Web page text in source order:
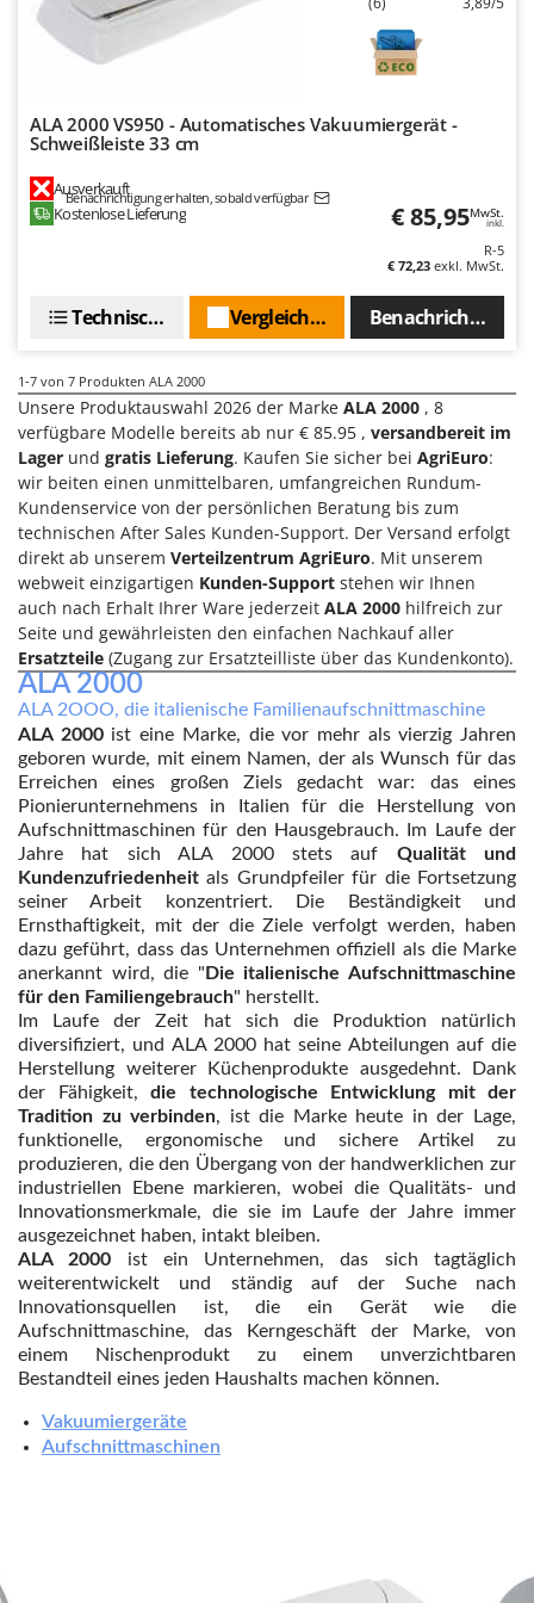
Stäubegeräte für Traktor
T
Teppichreiniger und Teppichbodenreiniger
Thermische und mechanische Unkrautbrenner
Tomatenpressen
Umkehrfräsen
V
Vakuumiergeräte
Vertikutierer
Vogelscheuchen - Vogelabwehr
W
Wasserpumpen
Wasserpumpen für Traktoren
Wein- und Obstpressen
Wein- und Ölschichtenfilter
Weitere Produkte
Wiesenwalzen für Traktor
Wippsägen
Wurstfüller
Z
Zerstäuber
Zinkeneggen
Zubehör für Rasentraktoren
Infaco
Intec
Iseki
ITM
Karcher
Kasco
Kemper
Kenwood
Keter
KitchenAid
Komo
L
Laica
Lampacrescia - MGM
Landxcape
LAR Casalinghi
Lavor
Linea VZ
Lisam
Lotusgrill
M
M.A.I.BO.
Macom
Macte Ovens
Makita
MAMMAMIA
Marcato
Marina Systems
Master
Mastercook
McCulloch
MCH
Michelin
Minox
ALA 2000 VS950 - Automatisches Vakuumiergerät -
Schweißleiste 33 cm
Ausverkauft
Benachrichtigung erhalten, sobald verfügbar
Kostenlose Lieferung € 85,95MwSt.
inkl.
R-5
€ 72,23 exkl. MwSt.
Benachrichtigen
Vergleichen Sie
Technische Daten
1-7 von 7 Produkten ALA 2000
Unsere Produktauswahl 2026 der Marke ALA 2000 , 8
verfügbare Modelle bereits ab nur € 85.95 , versandbereit im
Lager und gratis Lieferung. Kaufen Sie sicher bei AgriEuro:
wir beiten einen unmittelbaren, umfangreichen Rundum-
Kundenservice von der persönlichen Beratung bis zum
technischen After Sales Kunden-Support. Der Versand erfolgt
direkt ab unserem Verteilzentrum AgriEuro. Mit unserem
webweit einzigartigen Kunden-Support stehen wir Ihnen
auch nach Erhalt Ihrer Ware jederzeit ALA 2000 hilfreich zur
Seite und gewährleisten den einfachen Nachkauf aller
Ersatzteile (Zugang zur Ersatzteilliste über das Kundenkonto).
ALA 2000
ALA 2OOO, die italienische Familienaufschnittmaschine
ALA 2000ist eine Marke, die vor mehr als vierzig Jahren
geboren wurde, mit einem Namen, der als Wunsch für das
Erreichen eines großen Ziels gedacht war: das eines
Pionierunternehmens in Italien für die Herstellung von
Aufschnittmaschinen für den Hausgebrauch. Im Laufe der
Jahre hat sich ALA 2000 stets auf Qualität und
Kundenzufriedenheit als Grundpfeiler für die Fortsetzung
seiner Arbeit konzentriert. Die Beständigkeit und
Ernsthaftigkeit, mit der die Ziele verfolgt werden, haben
dazu geführt, dass das Unternehmen offiziell als die Marke
anerkannt wird, die " Die italienische Aufschnittmaschine
für den Familiengebrauch" herstellt.
Im Laufe der Zeit hat sich die Produktion natürlich
diversifiziert, und ALA 2000 hat seine Abteilungen auf die
Herstellung weiterer Küchenprodukte ausgedehnt. Dank
der Fähigkeit, die technologische Entwicklung mit der
Tradition zu verbinden, ist die Marke heute in der Lage,
funktionelle, ergonomische und sichere Artikel zu
produzieren, die den Übergang von der handwerklichen zur
industriellen Ebene markieren, wobei die Qualitäts- und
Innovationsmerkmale, die sie im Laufe der Jahre immer
ausgezeichnet haben, intakt bleiben.
ALA 2000 ist ein Unternehmen, das sich tagtäglich
weiterentwickelt und ständig auf der Suche nach
Innovationsquellen ist, die ein Gerät wie die
Aufschnittmaschine, das Kerngeschäft der Marke, von
einem Nischenprodukt zu einem unverzichtbaren
Bestandteil eines jeden Haushalts machen können.
Vakuumiergeräte
Aufschnittmaschinen